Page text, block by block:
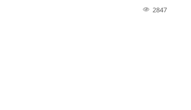
2847